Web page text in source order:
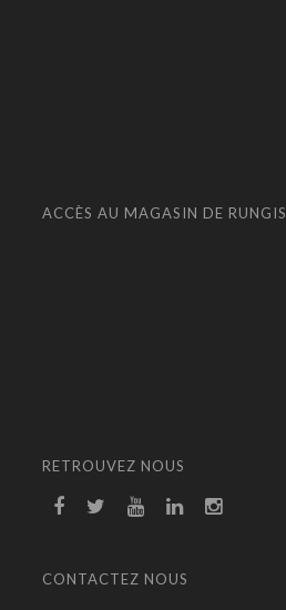
ACCÈS AU MAGASIN DE RUNGIS
RETROUVEZ NOUS
CONTACTEZ NOUS